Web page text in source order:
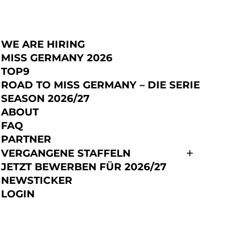
WE ARE HIRING
MISS GERMANY 2026
TOP9
ROAD TO MISS GERMANY – DIE SERIE
SEASON 2026/27
ABOUT
FAQ
PARTNER
VERGANGENE STAFFELN
JETZT BEWERBEN FÜR 2026/27
NEWSTICKER
LOGIN